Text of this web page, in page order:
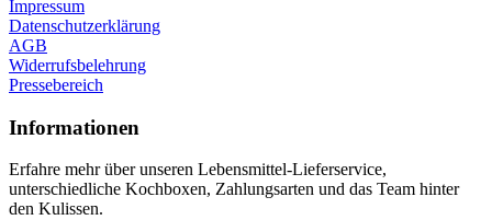
Impressum
Datenschutzerklärung
AGB
Widerrufsbelehrung
Pressebereich
Informationen
Erfahre mehr über unseren Lebensmittel-Lieferservice,
unterschiedliche Kochboxen, Zahlungsarten und das Team hinter
den Kulissen.